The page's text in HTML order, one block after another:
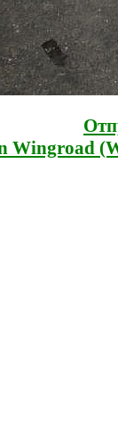
Wingroad